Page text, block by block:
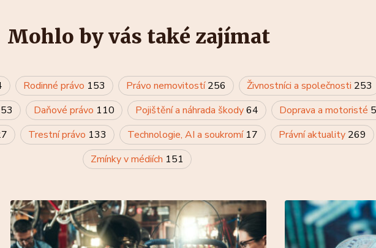
Mohlo by vás také zajímat
Rodinné právo 153 Právo nemovitostí256 Živnostníci a společnosti 253
53 Daňové právo 110 Pojištění a náhrada škody64 Doprava a motoristé
Trestní právo 133 Technologie, AI a soukromí 17 Právní aktuality 269
Zmínky v médiích 151